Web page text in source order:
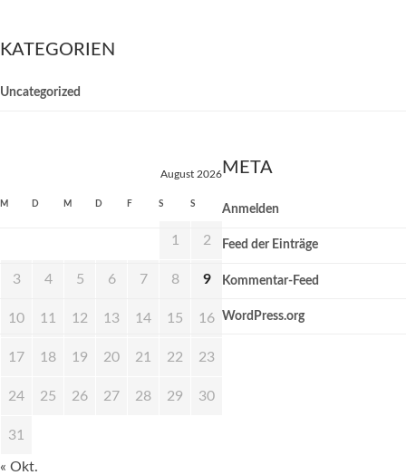
KATEGORIEN
Uncategorized
August 2026
M D M D F S S
1 2
3 4 5 6 7 8 9
10 11 12 13 14 15 16
17 18 19 20 21 22 23
24 25 26 27 28 29 30
31
« Okt.
META
Anmelden
Feed der Einträge
Kommentar-Feed
WordPress.org